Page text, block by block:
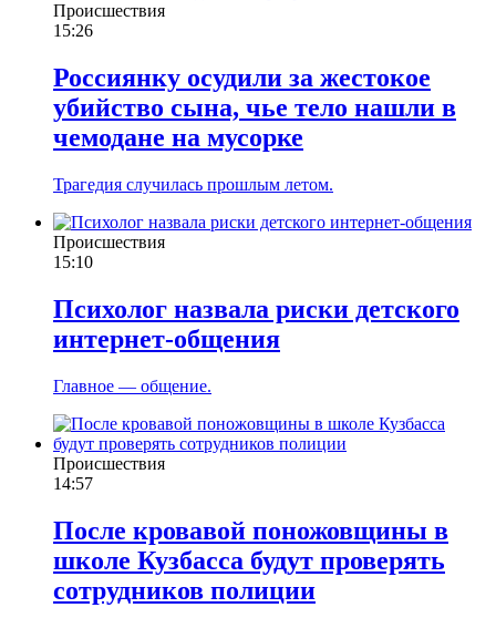
Происшествия
15:26
Россиянку осудили за жестокое
убийство сына, чье тело нашли в
чемодане на мусорке
Трагедия случилась прошлым летом.
Происшествия
15:10
Психолог назвала риски детского
интернет-общения
Главное — общение.
Происшествия
14:57
После кровавой поножовщины в
школе Кузбасса будут проверять
сотрудников полиции